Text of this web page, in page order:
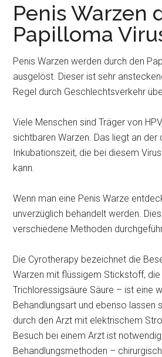
Penis Warzen
Papilloma
Penis Warzen werden durch den
ausgelöst. Dieser ist sehr
Regel durch Geschlechtsverkehr
Viele Menschen sind Träger von
sichtbaren Warzen. Das liegt an der
Inkubationszeit, die bei diesem
kann.
Wenn man eine Penis Warze
unverzüglich behandelt werden.
verschiedene Methoden
Die Cyrotherapy bezeichnet die
Warzen mit flüssigem Stickstoff, die
Trichloressigsäure Säure – ist eine
Behandlungsart und ebenso lassen
durch den Arzt mit elektrischem
Besuch bei einem Arzt ist
Behandlungsmethoden –